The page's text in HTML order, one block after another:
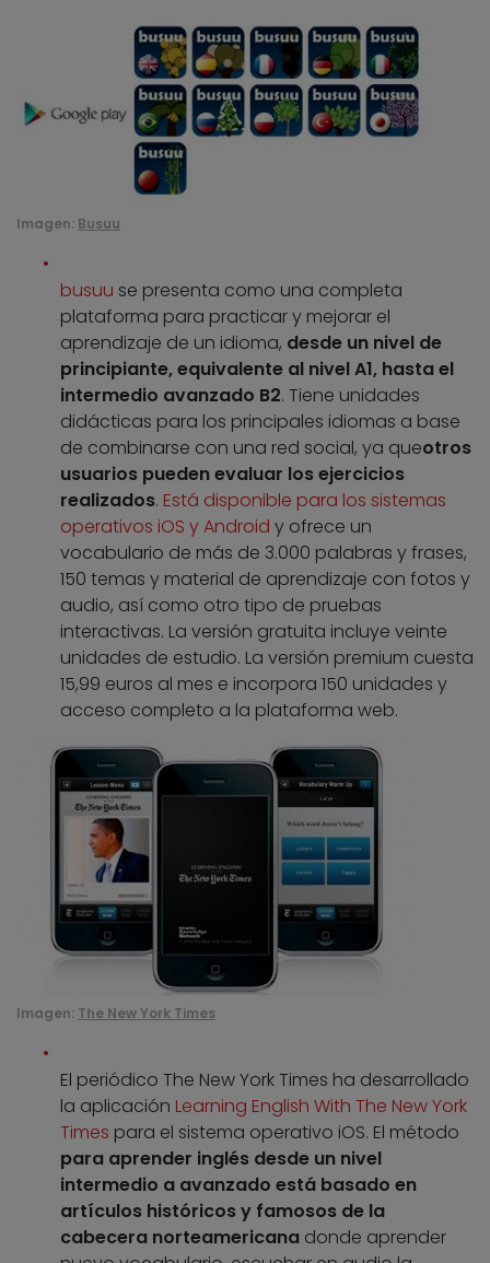
Imagen: Busuu
busuu se presenta como una completa
plataforma para practicar y mejorar el
aprendizaje de un idioma, desde un nivel de
principiante, equivalente al nivel A1, hasta el
intermedio avanzado B2. Tiene unidades
didácticas para los principales idiomas a base
de combinarse con una red social, ya queotros
usuarios pueden evaluar los ejercicios
realizados. Está disponible para los sistemas
operativos iOS y Android y ofrece un
vocabulario de más de 3.000 palabras y frases,
150 temas y material de aprendizaje con fotos y
audio, así como otro tipo de pruebas
interactivas. La versión gratuita incluye veinte
unidades de estudio. La versión premium cuesta
15,99 euros al mes e incorpora 150 unidades y
acceso completo a la plataforma web.
Imagen: The New York Times
El periódico The New York Times ha desarrollado
la aplicación Learning English With The New York
Times para el sistema operativo iOS. El método
para aprender inglés desde un nivel
intermedio a avanzado está basado en
artículos históricos y famosos de la
cabecera norteamericana donde aprender